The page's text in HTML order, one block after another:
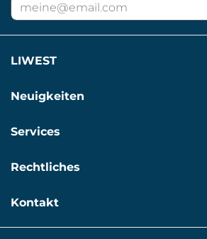
Mail
Adresse
LIWEST
Neuigkeiten
Services
Rechtliches
Kontakt